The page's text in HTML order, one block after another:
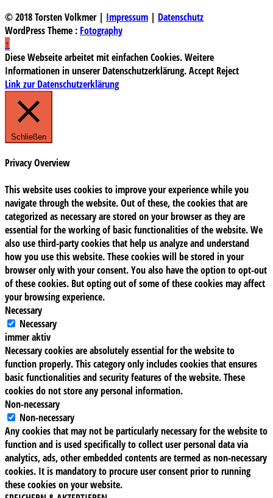
© 2018 Torsten Volkmer | Impressum | Datenschutz
WordPress Theme : Fotography
↑
Diese Webseite arbeitet mit einfachen Cookies. Weitere
Informationen in unserer Datenschutzerklärung.Accept Reject
Link zur Datenschutzerklärung
Schließen
Privacy Overview
This website uses cookies to improve your experience while you
navigate through the website. Out of these, the cookies that are
categorized as necessary are stored on your browser as they are
essential for the working of basic functionalities of the website. We
also use third-party cookies that help us analyze and understand
how you use this website. These cookies will be stored in your
browser only with your consent. You also have the option to opt-out
of these cookies. But opting out of some of these cookies may affect
your browsing experience.
Necessary
Necessary
immer aktiv
Necessary cookies are absolutely essential for the website to
function properly. This category only includes cookies that ensures
basic functionalities and security features of the website. These
cookies do not store any personal information.
Non-necessary
Non-necessary
Any cookies that may not be particularly necessary for the website to
function and is used specifically to collect user personal data via
analytics, ads, other embedded contents are termed as non-necessary
cookies. It is mandatory to procure user consent prior to running
these cookies on your website.